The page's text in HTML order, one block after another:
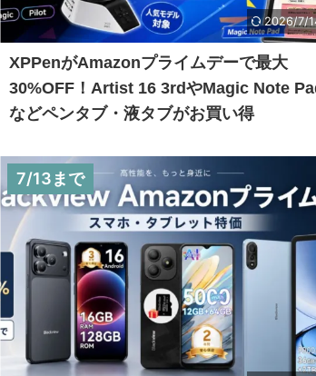
2026/7/
XPPenがAmazonプライムデーで最大
30%OFF！Artist 16 3rdやMagic Note
などペンタブ・液タブがお買い得
7/13まで